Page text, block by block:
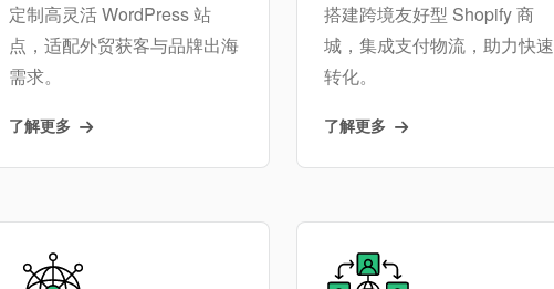
定制高灵活 WordPress 站
点，适配外贸获客与品牌出海
需求。
了解更多
搭建跨境友好型 Shopify 商
城，集成支付物流，助力快速
转化。
了解更多